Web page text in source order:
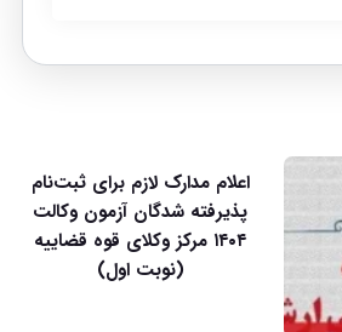
اعلام مدارک لازم برای ثبت‌نام
پذیرفته شدگان آزمون وکالت
۱۴۰۴ مرکز وکلای قوه قضاییه
(نوبت اول)